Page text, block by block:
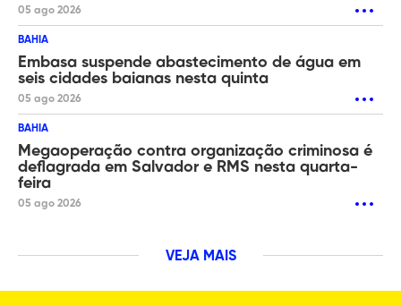
05 ago 2026
BAHIA
Embasa suspende abastecimento de água em
seis cidades baianas nesta quinta
05 ago 2026
BAHIA
Megaoperação contra organização criminosa é
deflagrada em Salvador e RMS nesta quarta-
feira
05 ago 2026
VEJA MAIS